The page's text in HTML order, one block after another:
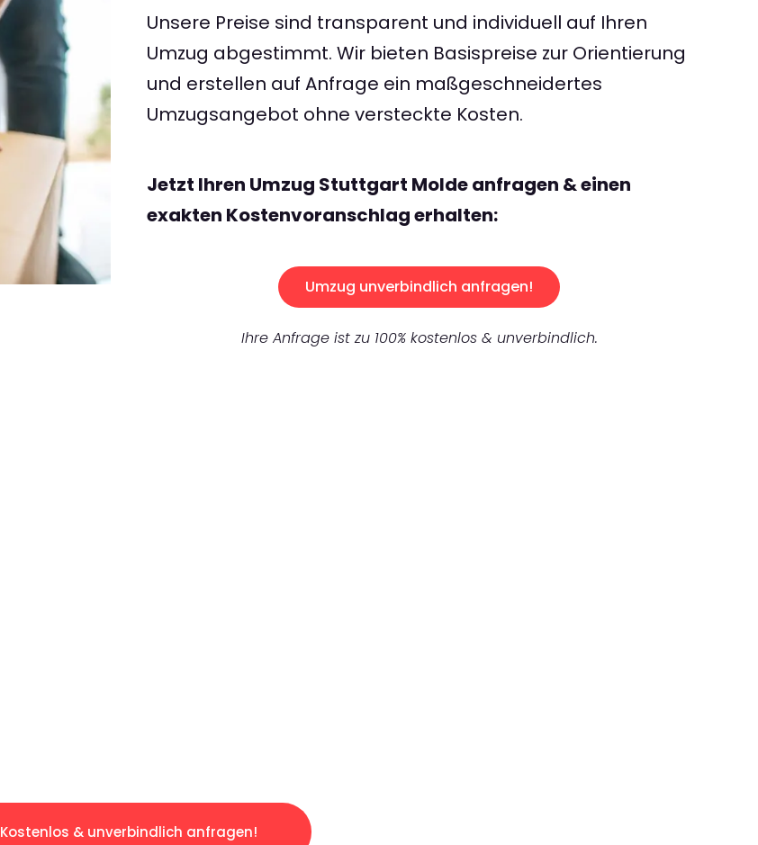
Unsere Preise sind transparent und individuell auf Ihren
Umzug abgestimmt. Wir bieten Basispreise zur Orientierung
und erstellen auf Anfrage ein maßgeschneidertes
Umzugsangebot ohne versteckte Kosten.
Jetzt Ihren Umzug Stuttgart Molde anfragen & einen
exakten Kostenvoranschlag erhalten:
Umzug unverbindlich anfragen!
Ihre Anfrage ist zu 100% kostenlos & unverbindlich.
Kostenlos & unverbindlich anfragen!